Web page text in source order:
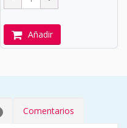
Añadir
Comentarios